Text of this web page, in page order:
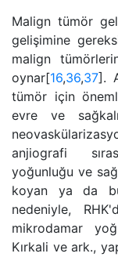
Malign tümör
gelişimine
malign
oynar[16,36,37].
tümör için
evre ve
anjiografi
yoğunluğu ve
koyan ya da
nedeniyle,
mikrodamar
Kırkali ve ark.,